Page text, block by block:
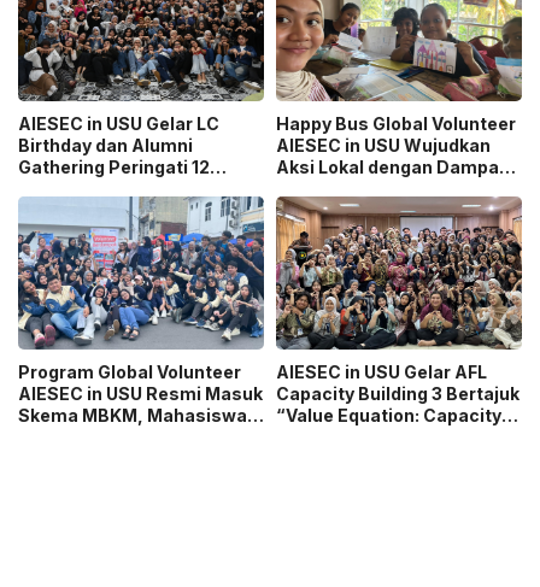
AIESEC in USU Gelar LC
Birthday dan Alumni
Gathering Peringati 12
Happy Bus Global Volunteer
AIESEC in USU Wujudkan
Aksi Lokal dengan Dampak
Program Global Volunteer
AIESEC in USU Resmi Masuk
Skema MBKM, Mahasiswa
AIESEC in USU Gelar AFL
Capacity Building 3 Bertajuk
“Value Equation: Capacity